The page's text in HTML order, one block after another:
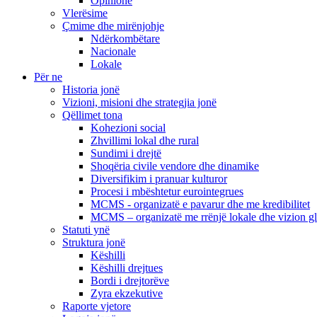
Vlerësime
Çmime dhe mirënjohje
Ndërkombëtare
Nacionale
Lokale
Për ne
Historia jonë
Vizioni, misioni dhe strategjia jonë
Qëllimet tona
Kohezioni social
Zhvillimi lokal dhe rural
Sundimi i drejtë
Shoqëria civile vendore dhe dinamike
Diversifikim i pranuar kulturor
Procesi i mbështetur eurointegrues
MCMS - organizatë e pavarur dhe me kredibilitet
MCMS – organizatë me rrënjë lokale dhe vizion
Statuti ynë
Struktura jonë
Këshilli
Këshilli drejtues
Bordi i drejtorëve
Zyra ekzekutive
Raporte vjetore